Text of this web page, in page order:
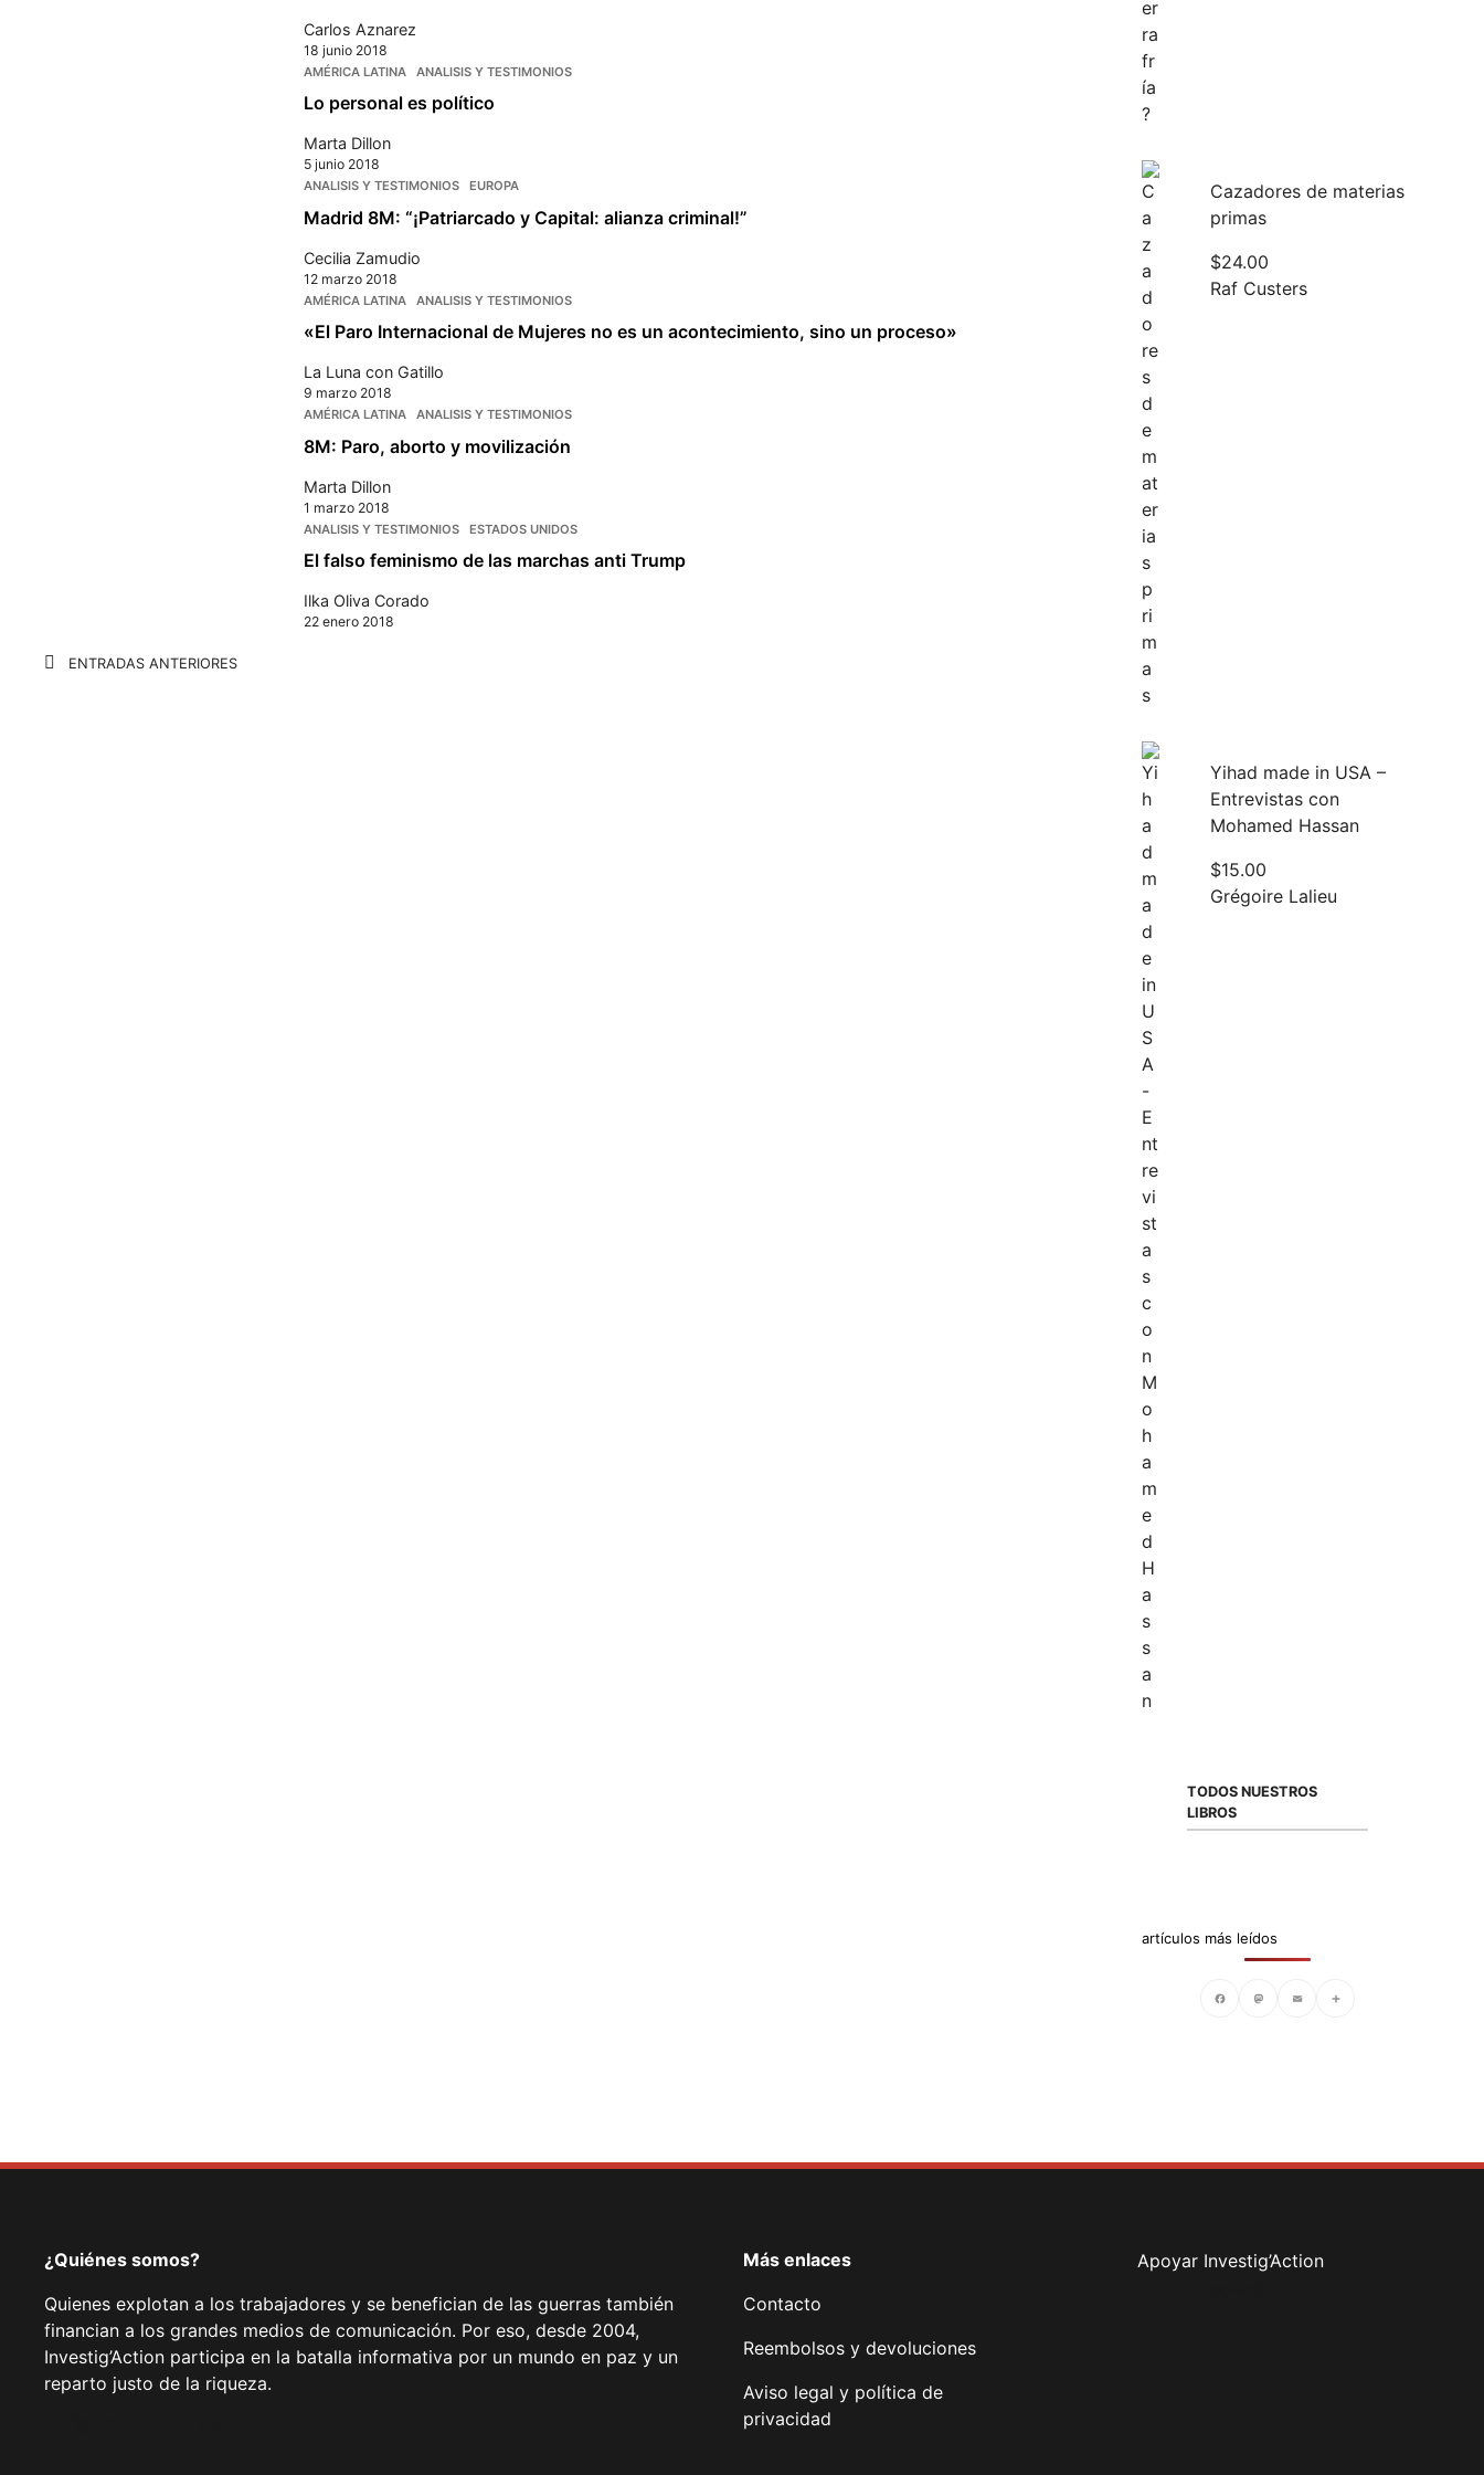
Carlos Aznarez
18 junio 2018
AMÉRICA LATINA ANALISIS Y TESTIMONIOS
Lo personal es político
Marta Dillon
5 junio 2018
ANALISIS Y TESTIMONIOS EUROPA
Madrid 8M: “¡Patriarcado y Capital: alianza criminal!”
Cecilia Zamudio
12 marzo 2018
AMÉRICA LATINA ANALISIS Y TESTIMONIOS
«El Paro Internacional de Mujeres no es un acontecimiento, sino un proceso»
La Luna con Gatillo
9 marzo 2018
AMÉRICA LATINA ANALISIS Y TESTIMONIOS
8M: Paro, aborto y movilización
Marta Dillon
1 marzo 2018
ANALISIS Y TESTIMONIOS ESTADOS UNIDOS
El falso feminismo de las marchas anti Trump
Ilka Oliva Corado
22 enero 2018
Navegación
ENTRADAS ANTERIORES
Cazadores de materias
primas
$24.00
Raf Custers
Yihad made in USA –
Entrevistas con
Mohamed Hassan
$15.00
Grégoire Lalieu
TODOS NUESTROS
LIBROS
artículos más leídos
¿Quiénes somos?
Quienes explotan a los trabajadores y se benefician de las guerras también
financian a los grandes medios de comunicación. Por eso, desde 2004,
Investig’Action participa en la batalla informativa por un mundo en paz y un
reparto justo de la riqueza.
Más enlaces
Contacto
Reembolsos y devoluciones
Aviso legal y política de
privacidad
Apoyar Investig’Action